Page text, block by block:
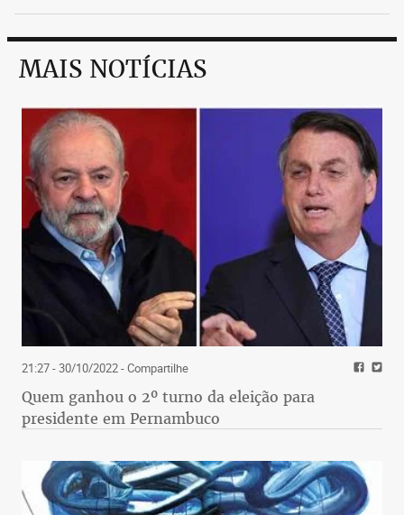
MAIS NOTÍCIAS
21:27 - 30/10/2022- Compartilhe
Quem ganhou o 2º turno da eleição para
presidente em Pernambuco